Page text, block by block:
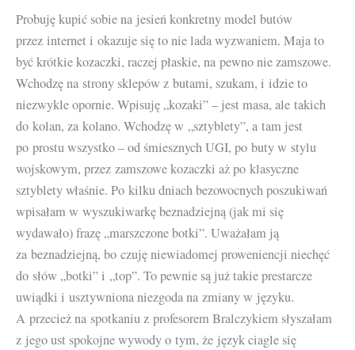
Probuję kupić sobie na jesień konkretny model butów
przez internet i okazuje się to nie lada wyzwaniem. Maja to
być krótkie kozaczki, raczej płaskie, na pewno nie zamszowe.
Wchodzę na strony sklepów z butami, szukam, i idzie to
niezwykle opornie. Wpisuję „kozaki” – jest masa, ale takich
do kolan, za kolano. Wchodzę w „sztyblety”, a tam jest
po prostu wszystko – od śmiesznych UGI, po buty w stylu
wojskowym, przez zamszowe kozaczki aż po klasyczne
sztyblety właśnie. Po kilku dniach bezowocnych poszukiwań
wpisałam w wyszukiwarkę beznadziejną (jak mi się
wydawało) frazę „marszczone botki”. Uważałam ją
za beznadziejną, bo czuję niewiadomej proweniencji niechęć
do słów „botki” i „top”. To pewnie są już takie prestarcze
uwiądki i usztywniona niezgoda na zmiany w języku.
A przecież na spotkaniu z profesorem Bralczykiem słyszałam
z jego ust spokojne wywody o tym, że język ciagle się